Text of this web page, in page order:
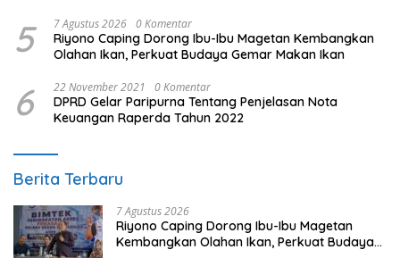
5 7 Agustus 2026 0 Komentar
Riyono Caping Dorong Ibu-Ibu Magetan Kembangkan
Olahan Ikan, Perkuat Budaya Gemar Makan Ikan
6 22 November 2021 0 Komentar
DPRD Gelar Paripurna Tentang Penjelasan Nota
Keuangan Raperda Tahun 2022
Berita Terbaru
7 Agustus 2026
Riyono Caping Dorong Ibu-Ibu Magetan
Kembangkan Olahan Ikan, Perkuat Budaya